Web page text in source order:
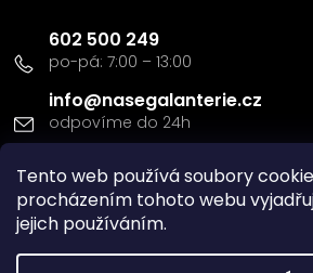
Tento web používá soubory
procházením tohoto webu
jejich používáním.
info@nasegalanterie.cz
602 500 249
Doprava a platba